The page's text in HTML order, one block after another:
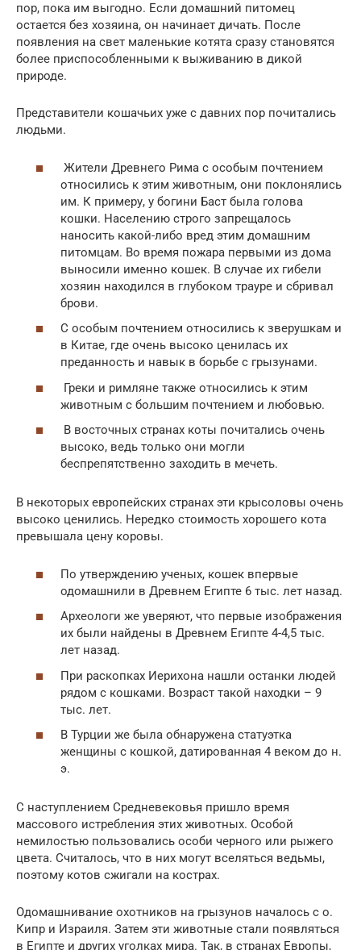
пор, пока им выгодно. Если домашний питомец
остается без хозяина, он начинает дичать. После
появления на свет маленькие котята сразу становятся
более приспособленными к выживанию в дикой
природе.
Представители кошачьих уже с давних пор почитались
людьми.
Жители Древнего Рима с особым почтением
относились к этим животным, они поклонялись
им. К примеру, у богини Баст была голова
кошки. Населению строго запрещалось
наносить какой-либо вред этим домашним
питомцам. Во время пожара первыми из дома
выносили именно кошек. В случае их гибели
хозяин находился в глубоком трауре и сбривал
брови.
С особым почтением относились к зверушкам и
в Китае, где очень высоко ценилась их
преданность и навык в борьбе с грызунами.
Греки и римляне также относились к этим
животным с большим почтением и любовью.
В восточных странах коты почитались очень
высоко, ведь только они могли
беспрепятственно заходить в мечеть.
В некоторых европейских странах эти крысоловы очень
высоко ценились. Нередко стоимость хорошего кота
превышала цену коровы.
По утверждению ученых, кошек впервые
одомашнили в Древнем Египте 6 тыс. лет назад.
Археологи же уверяют, что первые изображения
их были найдены в Древнем Египте 4-4,5 тыс.
лет назад.
При раскопках Иерихона нашли останки людей
рядом с кошками. Возраст такой находки – 9
тыс. лет.
В Турции же была обнаружена статуэтка
женщины с кошкой, датированная 4 веком до н.
э.
С наступлением Средневековья пришло время
массового истребления этих животных. Особой
немилостью пользовались особи черного или рыжего
цвета. Считалось, что в них могут вселяться ведьмы,
поэтому котов сжигали на кострах.
Одомашнивание охотников на грызунов началось с о.
Кипр и Израиля. Затем эти животные стали появляться
в Египте и других уголках мира. Так, в странах Европы,